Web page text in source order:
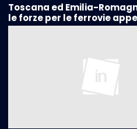
Toscana ed Emilia-
le forze per le ferrovie